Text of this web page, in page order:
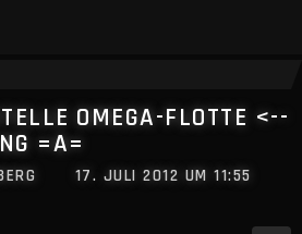
OMEGA-FLOTTE <--
=A=
17. JULI 2012 UM 11:55